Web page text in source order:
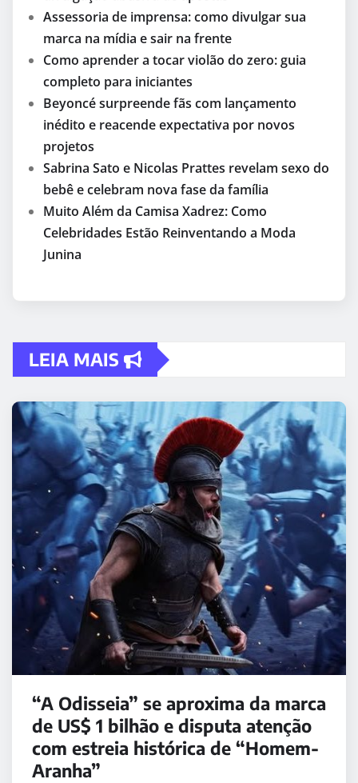
Assessoria de imprensa: como divulgar sua
marca na mídia e sair na frente
Como aprender a tocar violão do zero: guia
completo para iniciantes
Beyoncé surpreende fãs com lançamento
inédito e reacende expectativa por novos
projetos
Sabrina Sato e Nicolas Prattes revelam sexo do
bebê e celebram nova fase da família
Muito Além da Camisa Xadrez: Como
Celebridades Estão Reinventando a Moda
Junina
LEIA MAIS
“A Odisseia” se aproxima da marca
de US$ 1 bilhão e disputa atenção
com estreia histórica de “Homem-
Aranha”